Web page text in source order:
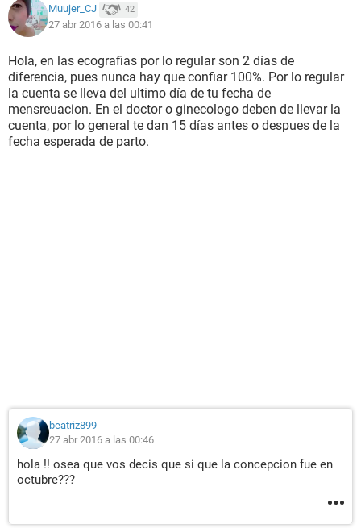
Muujer_CJ 42
27 abr 2016 a las 00:41
Hola, en las ecografias por lo regular son 2 días de
diferencia, pues nunca hay que confiar 100%. Por lo regular
la cuenta se lleva del ultimo día de tu fecha de
mensreuacion. En el doctor o ginecologo deben de llevar la
cuenta, por lo general te dan 15 días antes o despues de la
fecha esperada de parto.
beatriz899
27 abr 2016 a las 00:46
hola !! osea que vos decis que si que la concepcion fue en
octubre???